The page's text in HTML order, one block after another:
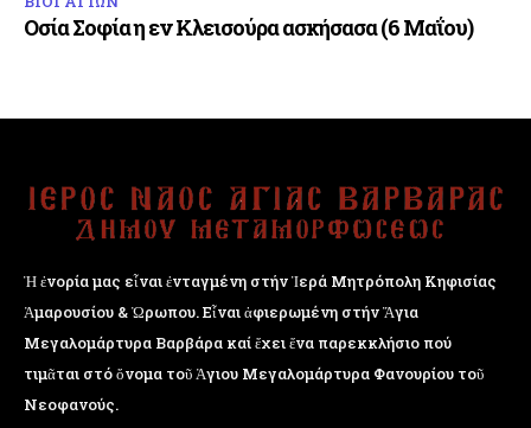
Οσία Σοφία η εν Κλεισούρα ασκήσασα (6 Μαΐου)
Ἡ ἐνορία μας εἶναι ἐνταγμένη στήν Ἱερά Μητρόπολη Κηφισίας
Ἁμαρουσίου & Ὠρωπου. Εἶναι ἀφιερωμένη στήν Ἅγια
Μεγαλομάρτυρα Βαρβάρα καί ἔχει ἕνα παρεκκλήσιο πού
τιμᾶται στό ὄνομα τοῦ Ἁγιου Μεγαλομάρτυρα Φανουρίου τοῦ
Νεοφανούς.